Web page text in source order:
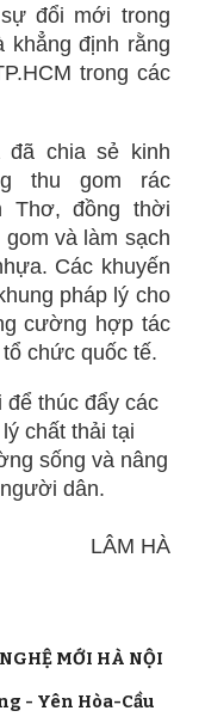
đổi mới trong
khẳng định rằng
trong các
đã chia sẻ kinh
thu gom rác
Thơ, đồng thời
và làm sạch
Các khuyến
pháp lý cho
cường hợp tác
chức quốc tế.
thúc đẩy các
chất thải tại
sống và nâng
dân.
LÂM HÀ
MỚI HÀ NỘI
- Yên Hòa-Cầu